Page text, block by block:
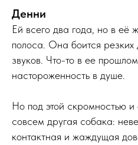
Денни
Ей всего два года, но в её
полоса. Она боится
звуков. Что-то в ее
настороженность в душе‍.
Но под этой скромностью
совсем другая собака:
контактная и жаждущая